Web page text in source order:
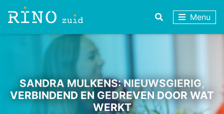
Menu
SANDRA MULKENS: NIEUWSGIERIG,
VERBINDEND EN GEDREVEN DOOR WAT
WERKT